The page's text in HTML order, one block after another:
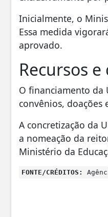
Inicialmente, o
Essa medida
aprovado.
Recursos
O financiamento da
convênios, doações
A concretização da
a nomeação da
Ministério da
FONTE/CRÉDITOS: